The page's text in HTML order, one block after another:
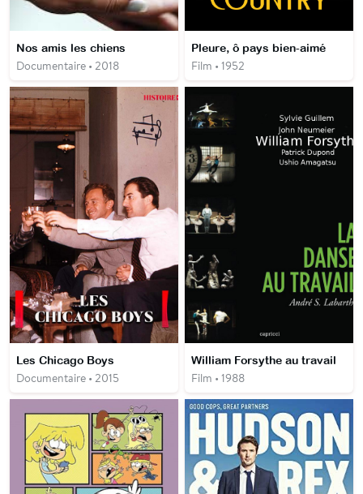
Nos amis les chiens
Documentaire • 2018
Pleure, ô pays bien-aimé
Film • 1952
Les Chicago Boys
Documentaire • 2015
William Forsythe au travail
Film • 1988